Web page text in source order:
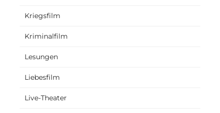
Kriegsfilm
Kriminalfilm
Lesungen
Liebesfilm
Live-Theater